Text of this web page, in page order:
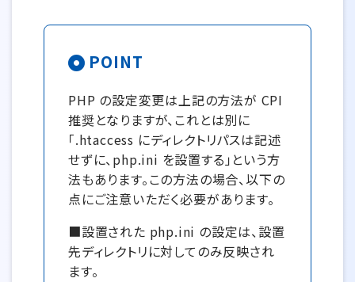
POINT
PHP の設定変更は上記の方法が CPI
推奨となりますが、これとは別に
「.htaccess にディレクトリパスは記述
せずに、php.ini を設置する」という方
法もあります。この方法の場合、以下の
点にご注意いただく必要があります。
■設置された php.ini の設定は、設置
先ディレクトリに対してのみ反映され
ます。